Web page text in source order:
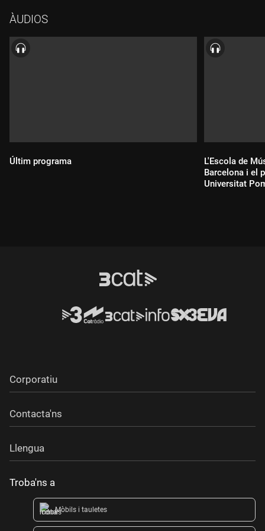
ÀUDIOS
Últim programa
L'Escola de
Barcelona i el
Universitat
Corporatiu
Contacta'ns
Llengua
Troba'ns a
Mòbils i tauletes